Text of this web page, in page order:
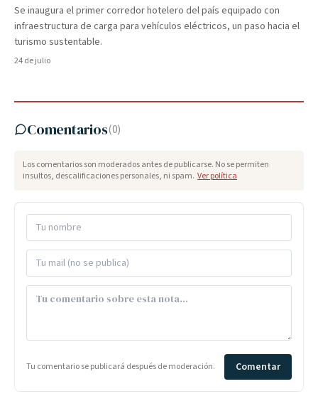
Se inaugura el primer corredor hotelero del país equipado con
infraestructura de carga para vehículos eléctricos, un paso hacia el
turismo sustentable.
24 de julio
Comentarios(0)
Los comentarios son moderados antes de publicarse. No se permiten
insultos, descalificaciones personales, ni spam. Ver política
Tu comentario se publicará después de moderación. Comentar